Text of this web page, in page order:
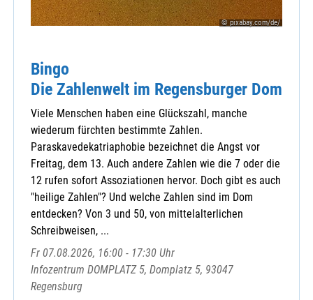
Malteser Straubing
Marianische Männerkongregation Straubing
Zentrale Veranstaltungen Straubing-Bogen
© pixabay.com/de/
Bingo
Die Zahlenwelt im Regensburger Dom
Viele Menschen haben eine Glückszahl, manche
wiederum fürchten bestimmte Zahlen.
Paraskavedekatriaphobie bezeichnet die Angst vor
Freitag, dem 13. Auch andere Zahlen wie die 7 oder die
12 rufen sofort Assoziationen hervor. Doch gibt es auch
"heilige Zahlen"? Und welche Zahlen sind im Dom
entdecken? Von 3 und 50, von mittelalterlichen
Schreibweisen, ...
Fr 07.08.2026, 16:00 - 17:30 Uhr
Infozentrum DOMPLATZ 5, Domplatz 5, 93047
Regensburg